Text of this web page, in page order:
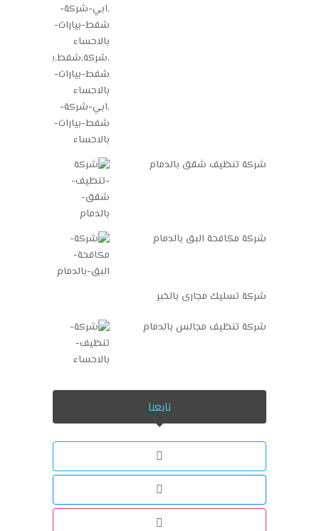
شركة تنظيف شقق بالدمام
شركة مكافحة البق بالدمام
شركة تسليك مجارى بالخبر
شركة تنظيف مجالس بالدمام
تابعنا